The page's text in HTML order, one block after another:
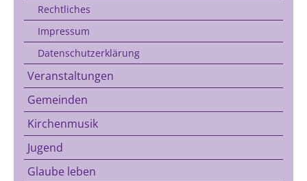
Rechtliches
Impressum
Datenschutzerklärung
Veranstaltungen
Gemeinden
Kirchenmusik
Jugend
Glaube leben